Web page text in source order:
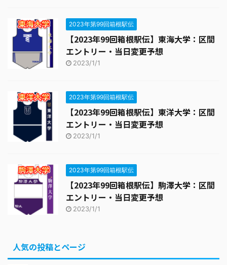
2023年第99回箱根駅伝
【2023年99回箱根駅伝】東海大学：区間
エントリー・当日変更予想
2023/1/1
2023年第99回箱根駅伝
【2023年99回箱根駅伝】東洋大学：区間
エントリー・当日変更予想
2023/1/1
2023年第99回箱根駅伝
【2023年99回箱根駅伝】駒澤大学：区間
エントリー・当日変更予想
2023/1/1
人気の投稿とページ